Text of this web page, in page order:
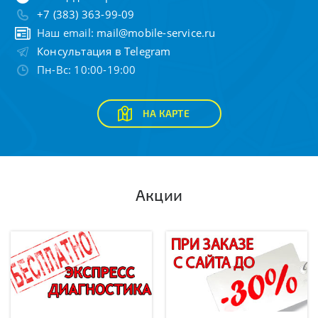
+7 (383) 363-99-09
Наш email: mail@mobile-service.ru
Консультация в Telegram
Пн-Вс: 10:00-19:00
НА КАРТЕ
Акции